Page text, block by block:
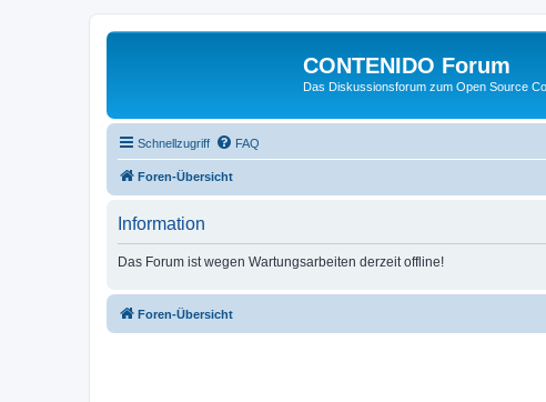
CONTENIDO Forum
Das Diskussionsforum zum Open Source
Schnellzugriff FAQ
Foren-Übersicht
Information
Das Forum ist wegen Wartungsarbeiten derzeit offline!
Foren-Übersicht